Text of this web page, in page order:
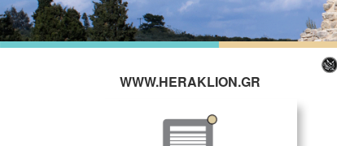
WWW.HERAKLION.GR